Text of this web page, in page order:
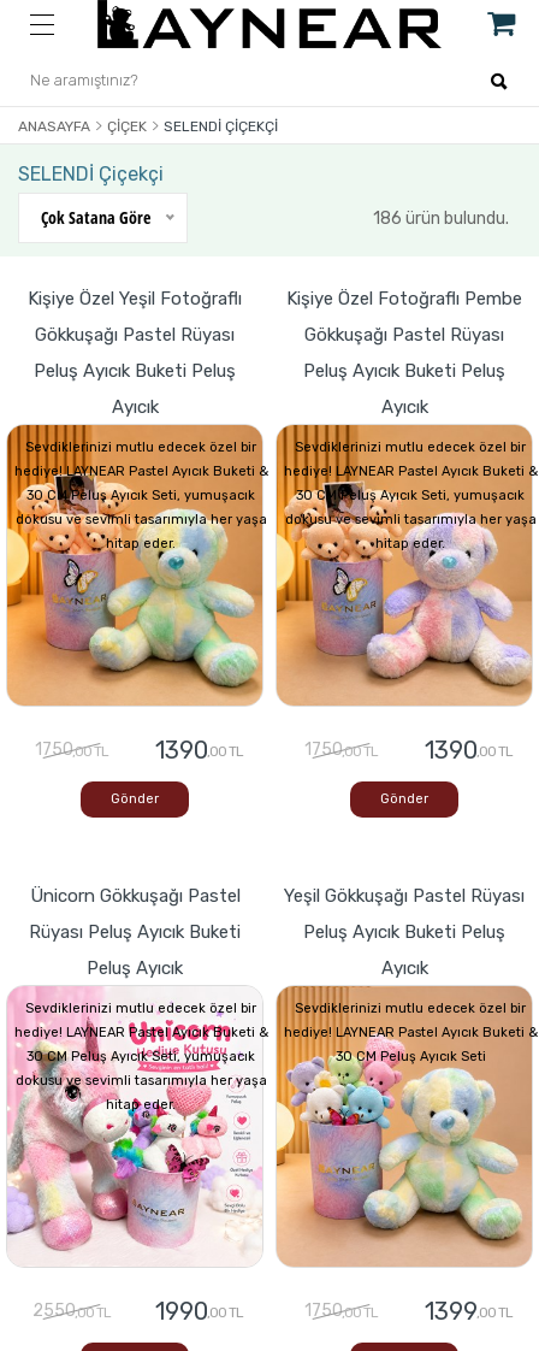
ANASAYFA ÇIÇEK SELENDİ ÇIÇEKÇI
SELENDİ Çiçekçi
Çok Satana Göre
186 ürün bulundu.
Kişiye Özel Yeşil Fotoğraflı
Gökkuşağı Pastel Rüyası
Peluş Ayıcık Buketi Peluş
Ayıcık
Sevdiklerinizi mutlu edecek özel bir
hediye! LAYNEAR Pastel Ayıcık Buketi &
30 CM Peluş Ayıcık Seti, yumuşacık
dokusu ve sevimli tasarımıyla her yaşa
hitap eder.
1750,00 TL 1390,00 TL
Gönder
Kişiye Özel Fotoğraflı Pembe
Gökkuşağı Pastel Rüyası
Peluş Ayıcık Buketi Peluş
Ayıcık
Sevdiklerinizi mutlu edecek özel bir
hediye! LAYNEAR Pastel Ayıcık Buketi &
30 CM Peluş Ayıcık Seti, yumuşacık
dokusu ve sevimli tasarımıyla her yaşa
hitap eder.
1750,00 TL 1390,00 TL
Gönder
Ünicorn Gökkuşağı Pastel
Rüyası Peluş Ayıcık Buketi
Peluş Ayıcık
Sevdiklerinizi mutlu edecek özel bir
hediye! LAYNEAR Pastel Ayıcık Buketi &
30 CM Peluş Ayıcık Seti, yumuşacık
dokusu ve sevimli tasarımıyla her yaşa
hitap eder.
2550,00 TL 1990,00 TL
Yeşil Gökkuşağı Pastel Rüyası
Peluş Ayıcık Buketi Peluş
Ayıcık
Sevdiklerinizi mutlu edecek özel bir
hediye! LAYNEAR Pastel Ayıcık Buketi &
30 CM Peluş Ayıcık Seti
1750,00 TL 1399,00 TL